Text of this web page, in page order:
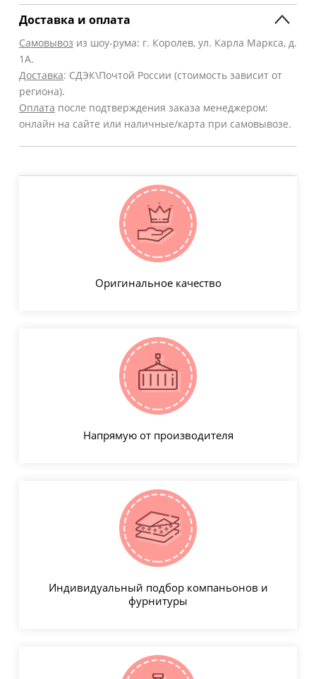
Доставка и оплата
Самовывоз из шоу-рума: г. Королев, ул. Карла Маркса, д.
1А.
Доставка: СДЭК\Почтой России (стоимость зависит от
региона).
Оплата после подтверждения заказа менеджером:
онлайн на сайте или наличные/карта при самовывозе.
Оригинальное качество
Напрямую от производителя
Индивидуальный подбор компаньонов и
фурнитуры